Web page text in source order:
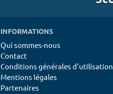
INFORMATIONS
Qui sommes-nous
Contact
Conditions générales d'utilisation
Mentions légales
Partenaires